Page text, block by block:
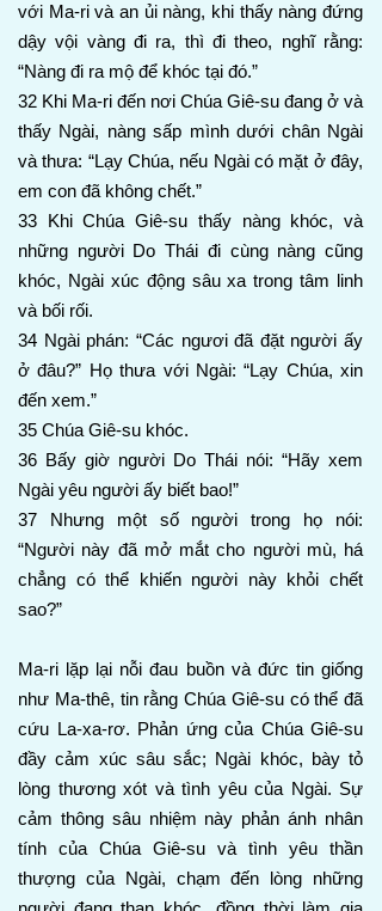
với Ma-ri và an ủi nàng, khi thấy nàng đứng
dậy vội vàng đi ra, thì đi theo, nghĩ rằng:
“Nàng đi ra mộ để khóc tại đó.”
32 Khi Ma-ri đến nơi Chúa Giê-su đang ở và
thấy Ngài, nàng sấp mình dưới chân Ngài
và thưa: “Lạy Chúa, nếu Ngài có mặt ở đây,
em con đã không chết.”
33 Khi Chúa Giê-su thấy nàng khóc, và
những người Do Thái đi cùng nàng cũng
khóc, Ngài xúc động sâu xa trong tâm linh
và bối rối.
34 Ngài phán: “Các ngươi đã đặt người ấy
ở đâu?” Họ thưa với Ngài: “Lạy Chúa, xin
đến xem.”
35 Chúa Giê-su khóc.
36 Bấy giờ người Do Thái nói: “Hãy xem
Ngài yêu người ấy biết bao!”
37 Nhưng một số người trong họ nói:
“Người này đã mở mắt cho người mù, há
chẳng có thể khiến người này khỏi chết
sao?”
Ma-ri lặp lại nỗi đau buồn và đức tin giống
như Ma-thê, tin rằng Chúa Giê-su có thể đã
cứu La-xa-rơ. Phản ứng của Chúa Giê-su
đầy cảm xúc sâu sắc; Ngài khóc, bày tỏ
lòng thương xót và tình yêu của Ngài. Sự
cảm thông sâu nhiệm này phản ánh nhân
tính của Chúa Giê-su và tình yêu thần
thượng của Ngài, chạm đến lòng những